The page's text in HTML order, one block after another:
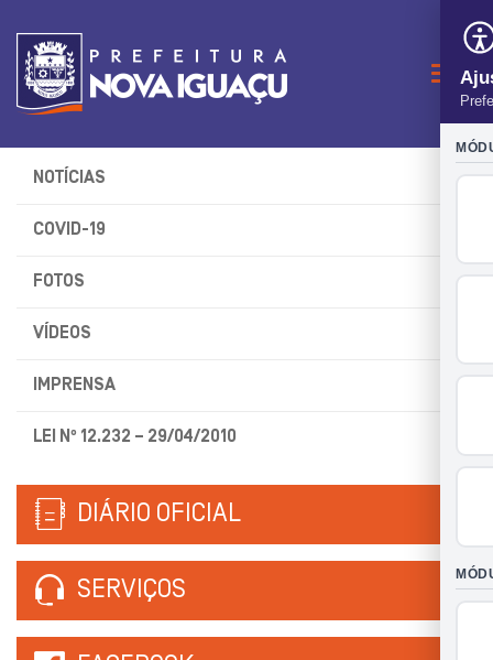
NOTÍCIAS
COVID-19
FOTOS
VÍDEOS
IMPRENSA
LEI Nº 12.232 – 29/04/2010
DIÁRIO OFICIAL
SERVIÇOS